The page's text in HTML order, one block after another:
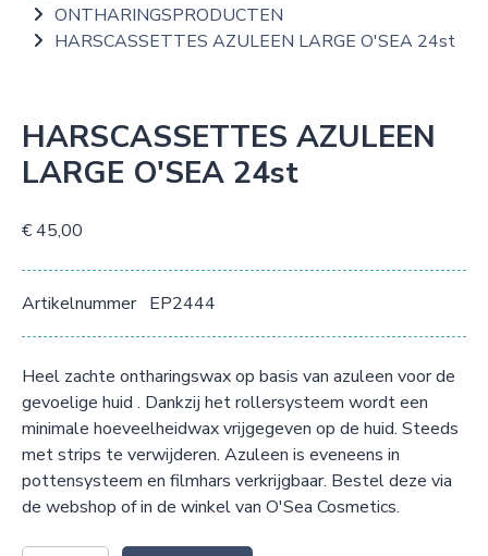
ONTHARINGSPRODUCTEN
HARSCASSETTES AZULEEN LARGE O'SEA 24st
HARSCASSETTES AZULEEN
LARGE O'SEA 24st
€ 45,00
Artikelnummer EP2444
Heel zachte ontharingswax op basis van azuleen voor de
gevoelige huid . Dankzij het rollersysteem wordt een
minimale hoeveelheidwax vrijgegeven op de huid. Steeds
met strips te verwijderen. Azuleen is eveneens in
pottensysteem en filmhars verkrijgbaar. Bestel deze via
de webshop of in de winkel van O'Sea Cosmetics.